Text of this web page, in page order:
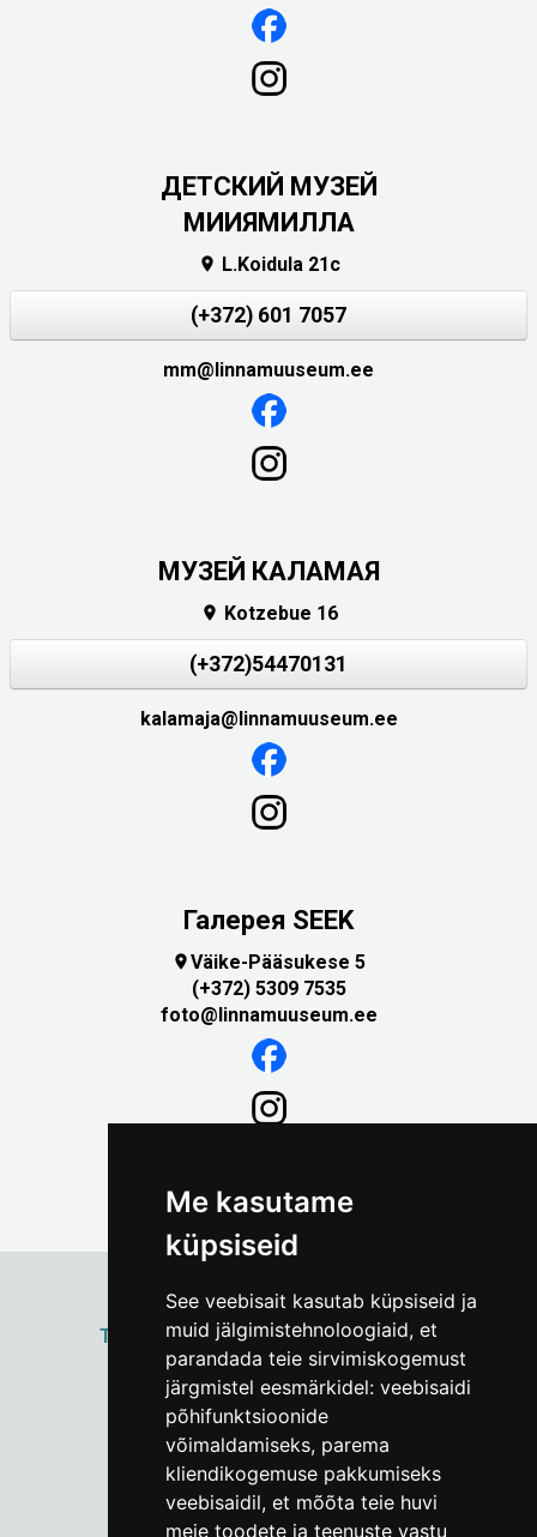
Me kasutame
küpsiseid
See veebisait kasutab küpsiseid ja
muid jälgimistehnoloogiaid, et
parandada teie sirvimiskogemust
järgmistel eesmärkidel: veebisaidi
põhifunktsioonide
võimaldamiseks, parema
kliendikogemuse pakkumiseks
veebisaidil, et mõõta teie huvi
meie toodete ja teenuste vastu
ДЕТСКИЙ МУЗЕЙ
МИИЯМИЛЛА
 L.Koidula 21c
(+372) 601 7057
mm@linnamuuseum.ee
МУЗЕЙ КАЛАМАЯ
 Kotzebue 16
(+372)54470131
kalamaja@linnamuuseum.ee
Галерея SEEK
Väike-Pääsukese 5
(+372) 5309 7535
foto@linnamuuseum.ee
ТАЛЛИННСКИЙГОРОДСКОЙ МУЗЕЙ
Vene 17
Пн–Пт 9–17:(+372) 610 4178
info@linnamuuseum.ee